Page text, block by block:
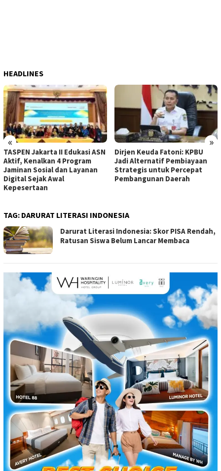
HEADLINES
« »
TASPEN Jakarta II Edukasi ASN
Aktif, Kenalkan 4 Program
Jaminan Sosial dan Layanan
Digital Sejak Awal
Kepesertaan
Dirjen Keuda Fatoni: KPBU
Jadi Alternatif Pembiayaan
Strategis untuk Percepat
Pembangunan Daerah
TAG: DARURAT LITERASI INDONESIA
Darurat Literasi Indonesia: Skor PISA Rendah,
Ratusan Siswa Belum Lancar Membaca